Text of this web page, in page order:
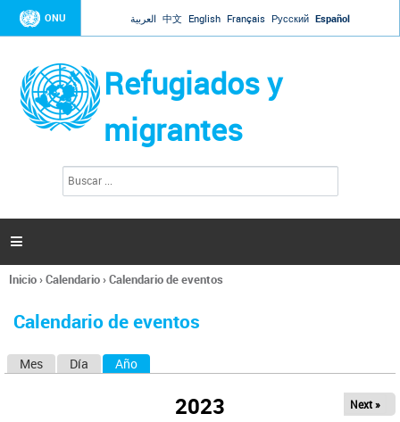
Jump to navigation
ONU العربية 中文 English Français Русский Español
Refugiados y
migrantes
l
s

Se
usted
Inicio›Calendario›Calendario de eventos
Calendario de eventos
Mes Día Año
2023 Next »